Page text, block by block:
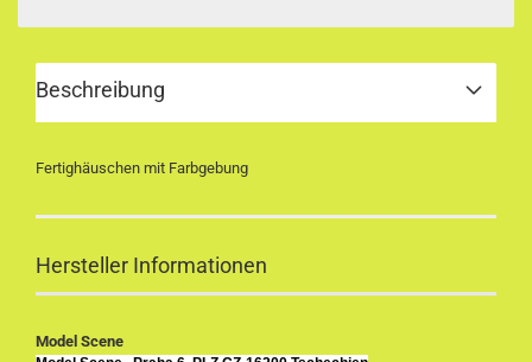
Beschreibung
Fertighäuschen mit Farbgebung
Hersteller Informationen
Model Scene